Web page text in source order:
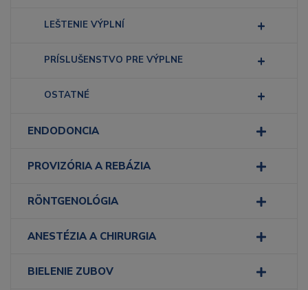
LEŠTENIE VÝPLNÍ
PRÍSLUŠENSTVO PRE VÝPLNE
OSTATNÉ
ENDODONCIA
PROVIZÓRIA A REBÁZIA
RÖNTGENOLÓGIA
ANESTÉZIA A CHIRURGIA
BIELENIE ZUBOV